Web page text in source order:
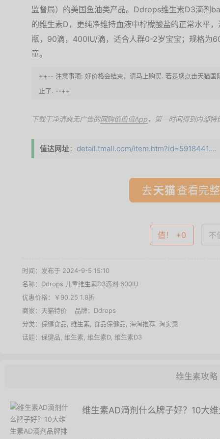
监督局）的美国鱼油类产品。Ddrops维生素D3滴剂
的维生素D，更纯净维持血液中柠檬酸盐的正常水平
瓶，90滴，400IU/滴，适合人群0-2岁宝宝；规格为
童。
++-- 注意事项: 好价格会结束，请马上购买. 若是您点击天猫国
止了. --++
下载干净清爽无广告的网购值值值App ，第一时间得到内部特
值达网址： detail.tmall.com/item.htm?id=5918441....
去 查看完
值！ +0 不
时间：发布于 2024-9-5 15:10
名称： Ddrops 儿童维生素D3滴剂 600IU
优惠价格：
￥90.25 1.8折
商家： 天猫特价 品牌： Ddrops
分类： 保健食品 维生素 食品保健品 海淘推荐
淘实惠
话题： 保健品 维生素 维生素D, 维生素D3
维生素攻略
维生素AD滴剂什么牌子好？10大